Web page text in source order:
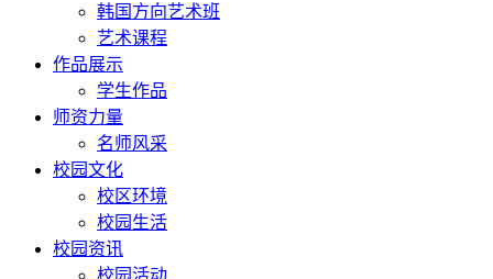
韩国方向艺术班
艺术课程
作品展示
学生作品
师资力量
名师风采
校园文化
校区环境
校园生活
校园资讯
校园活动